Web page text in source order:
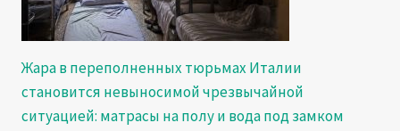
Жара в переполненных тюрьмах Италии
становится невыносимой чрезвычайной
ситуацией: матрасы на полу и вода под замком